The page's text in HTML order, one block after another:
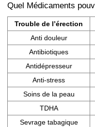
Quel Médicaments
Trouble de l’érection
Anti douleur
Antibiotiques
Antidépresseur
Anti-stress
Soins de la peau
TDHA
Sevrage tabagique